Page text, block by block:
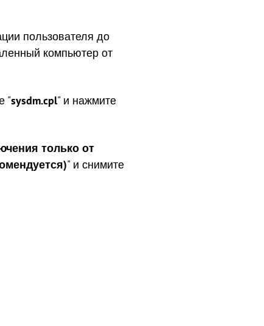
пользователя до
компьютер от
"sysdm.cpl" и нажмите
только от
" и снимите